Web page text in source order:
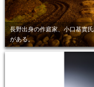
長野出身の作庭家、小口基實
がある。